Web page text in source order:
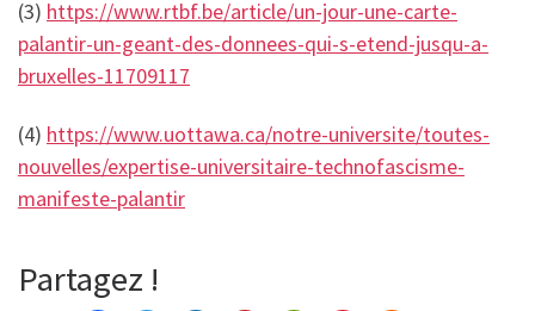
(3) https://www.rtbf.be/article/un-jour-une-carte-
palantir-un-geant-des-donnees-qui-s-etend-jusqu-a-
bruxelles-11709117
(4) https://www.uottawa.ca/notre-universite/toutes-
nouvelles/expertise-universitaire-technofascisme-
manifeste-palantir
Partagez !